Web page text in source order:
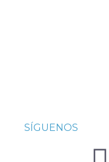
SÍGUENOS